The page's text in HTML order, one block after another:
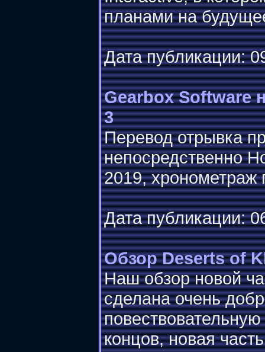
планами на
Дата публикации:
Gearbox Software
3
Перевод отрывка
непосредственно
2019, хронометраж
Дата публикации:
Обзор Deserts of
Наш обзор новой
сделана очень
концов, новая